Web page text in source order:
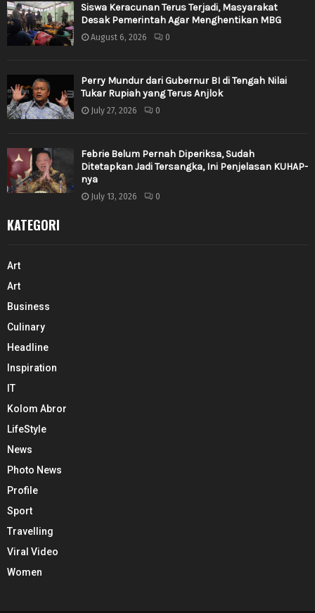
Siswa Keracunan Terus Terjadi, Masyarakat
Desak Pemerintah Agar Menghentikan MBG
August 6, 2026 0
Perry Mundur dari Gubernur BI di Tengah Nilai
Tukar Rupiah yang Terus Anjlok
July 27, 2026 0
Febrie Belum Pernah Diperiksa, Sudah
Ditetapkan Jadi Tersangka, Ini Penjelasan KUHAP-
nya
July 13, 2026 0
KATEGORI
Art
Art
Business
Culinary
Headline
Inspiration
IT
Kolom Abror
LifeStyle
News
Photo News
Profile
Sport
Travelling
Viral Video
Women